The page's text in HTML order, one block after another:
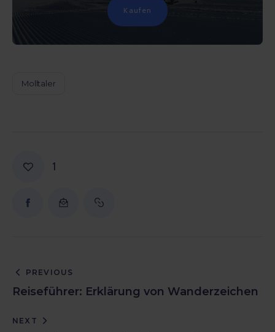
Kaufen
Molltaler
1
PREVIOUS
Reiseführer: Erklärung von Wanderzeichen
NEXT